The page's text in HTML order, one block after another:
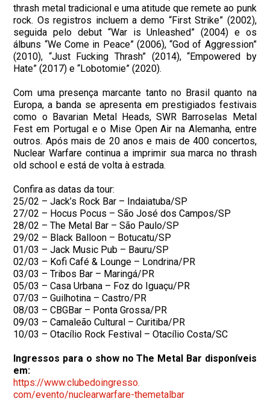
thrash metal tradicional e uma atitude que remete ao punk
rock. Os registros incluem a demo “First Strike” (2002),
seguida pelo debut “War is Unleashed” (2004) e os
álbuns “We Come in Peace” (2006), “God of Aggression”
(2010), “Just Fucking Thrash” (2014), “Empowered by
Hate” (2017) e “Lobotomie” (2020).
Com uma presença marcante tanto no Brasil quanto na
Europa, a banda se apresenta em prestigiados festivais
como o Bavarian Metal Heads, SWR Barroselas Metal
Fest em Portugal e o Mise Open Air na Alemanha, entre
outros. Após mais de 20 anos e mais de 400 concertos,
Nuclear Warfare continua a imprimir sua marca no thrash
old school e está de volta à estrada.
Confira as datas da tour:
25/02 – Jack’s Rock Bar – Indaiatuba/SP
27/02 – Hocus Pocus – São José dos Campos/SP
28/02 – The Metal Bar – São Paulo/SP
29/02 – Black Balloon – Botucatu/SP
01/03 – Jack Music Pub – Bauru/SP
02/03 – Kofi Café & Lounge – Londrina/PR
03/03 – Tribos Bar – Maringá/PR
05/03 – Casa Urbana – Foz do Iguaçu/PR
07/03 – Guilhotina – Castro/PR
08/03 – CBGBar – Ponta Grossa/PR
09/03 – Camaleão Cultural – Curitiba/PR
10/03 – Otacílio Rock Festival – Otacílio Costa/SC
Ingressos para o show no The Metal Bar disponíveis
em:
https://www.clubedoingresso.
com/evento/nuclearwarfare-themetalbar